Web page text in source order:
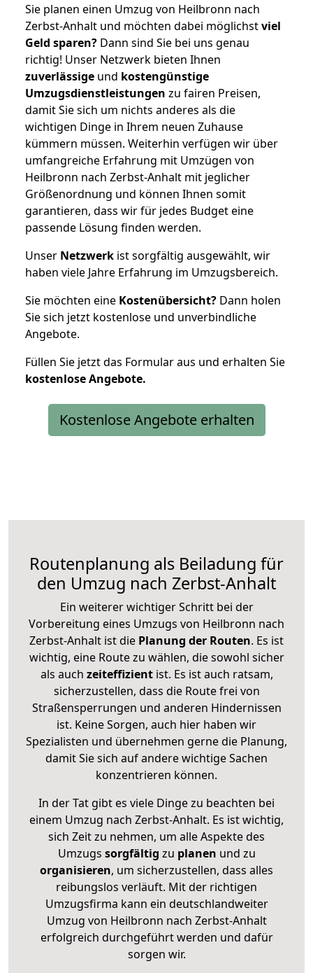
Sie planen einen Umzug von Heilbronn nach
Zerbst-Anhalt und möchten dabei möglichstviel
Geld sparen? Dann sind Sie bei uns genau
richtig! Unser Netzwerk bieten Ihnen
zuverlässige und kostengünstige
Umzugsdienstleistungen zu fairen Preisen,
damit Sie sich um nichts anderes als die
wichtigen Dinge in Ihrem neuen Zuhause
kümmern müssen. Weiterhin verfügen wir über
umfangreiche Erfahrung mit Umzügen von
Heilbronn nach Zerbst-Anhalt mit jeglicher
Größenordnung und können Ihnen somit
garantieren, dass wir für jedes Budget eine
passende Lösung finden werden.
Unser Netzwerk ist sorgfältig ausgewählt, wir
haben viele Jahre Erfahrung im Umzugsbereich.
Sie möchten eine Kostenübersicht? Dann holen
Sie sich jetzt kostenlose und unverbindliche
Angebote.
Füllen Sie jetzt das Formular aus und erhalten Sie
kostenloseAngebote.
Kostenlose Angebote erhalten
Routenplanung als Beiladung für
den Umzug nach Zerbst-Anhalt
Ein weiterer wichtiger Schritt bei der
Vorbereitung eines Umzugs von Heilbronn nach
Zerbst-Anhalt ist die Planung der Routen. Es ist
wichtig, eine Route zu wählen, die sowohl sicher
als auch zeiteffizientist. Es ist auch ratsam,
sicherzustellen, dass die Route frei von
Straßensperrungen und anderen Hindernissen
ist. Keine Sorgen, auch hier haben wir
Spezialisten und übernehmen gerne die Planung,
damit Sie sich auf andere wichtige Sachen
konzentrieren können.
In der Tat gibt es viele Dinge zu beachten bei
einem Umzug nach Zerbst-Anhalt. Es ist wichtig,
sich Zeit zu nehmen, um alle Aspekte des
Umzugs sorgfältig zu planen und zu
organisieren, um sicherzustellen, dass alles
reibungslos verläuft. Mit der richtigen
Umzugsfirma kann ein deutschlandweiter
Umzug von Heilbronn nach Zerbst-Anhalt
erfolgreich durchgeführt werden und dafür
sorgen wir.